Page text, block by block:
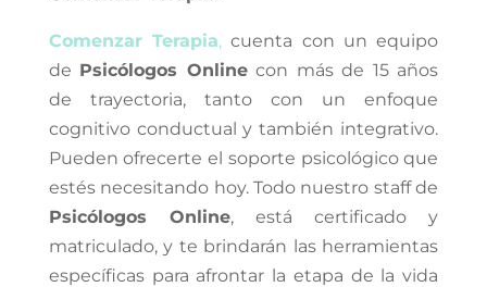
Comenzar Terapia, cuenta con un equipo
de Psicólogos Onlinecon más de 15 años
de trayectoria, tanto con un enfoque
cognitivo conductual y también integrativo.
Pueden ofrecerte el soporte psicológico que
estés necesitando hoy. Todo nuestro staff de
Psicólogos Online, está certificado y
matriculado, y te brindarán las herramientas
específicas para afrontar la etapa de la vida